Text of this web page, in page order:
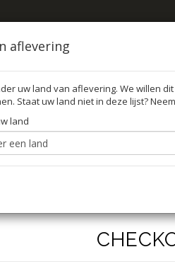
aflevering
uw land van aflevering. We willen
Staat uw land niet in deze lijst?
land